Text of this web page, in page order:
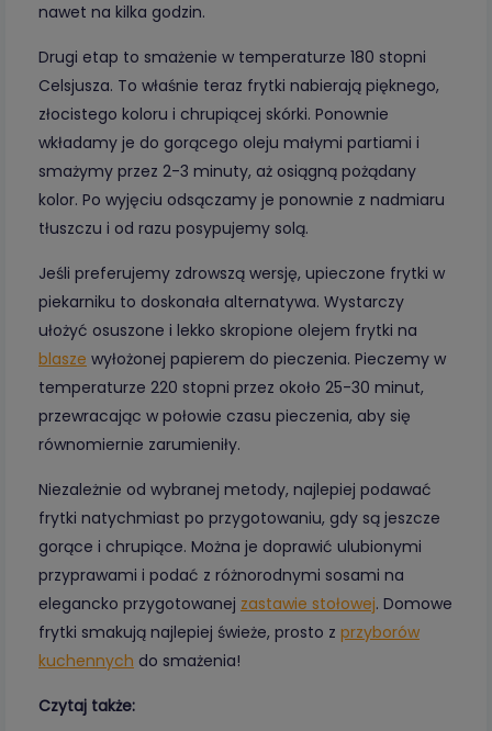
nawet na kilka godzin.
Drugi etap to smażenie w temperaturze 180 stopni
Celsjusza. To właśnie teraz frytki nabierają pięknego,
złocistego koloru i chrupiącej skórki. Ponownie
wkładamy je do gorącego oleju małymi partiami i
smażymy przez 2-3 minuty, aż osiągną pożądany
kolor. Po wyjęciu odsączamy je ponownie z nadmiaru
tłuszczu i od razu posypujemy solą.
Jeśli preferujemy zdrowszą wersję, upieczone frytki w
piekarniku to doskonała alternatywa. Wystarczy
ułożyć osuszone i lekko skropione olejem frytki na
blasze wyłożonej papierem do pieczenia. Pieczemy w
temperaturze 220 stopni przez około 25-30 minut,
przewracając w połowie czasu pieczenia, aby się
równomiernie zarumieniły.
Niezależnie od wybranej metody, najlepiej podawać
frytki natychmiast po przygotowaniu, gdy są jeszcze
gorące i chrupiące. Można je doprawić ulubionymi
przyprawami i podać z różnorodnymi sosami na
elegancko przygotowanej zastawie stołowej. Domowe
frytki smakują najlepiej świeże, prosto z przyborów
kuchennych do smażenia!
Czytaj także: